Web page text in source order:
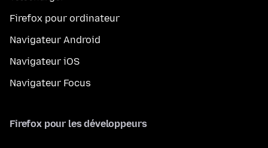
Firefox pour ordinateur
Navigateur Android
Navigateur iOS
Navigateur Focus
Firefox pour les développeurs